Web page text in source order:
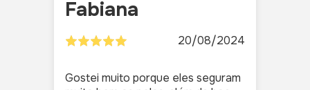
Fabiana
20/08/2024
Gostei muito porque eles seguram